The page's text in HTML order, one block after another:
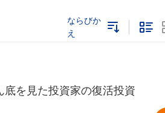
ならびか
え
を見た投資家の復活投資